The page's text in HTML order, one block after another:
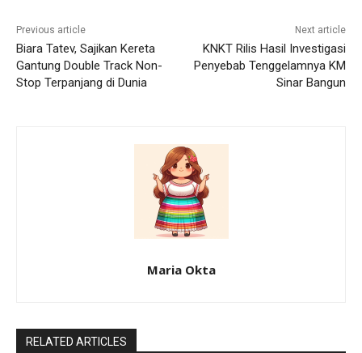
Previous article
Biara Tatev, Sajikan Kereta
Gantung Double Track Non-
Stop Terpanjang di Dunia
Next article
KNKT Rilis Hasil Investigasi
Penyebab Tenggelamnya KM
Sinar Bangun
Maria Okta
RELATED ARTICLES